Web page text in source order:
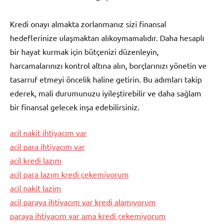
Kredi onayı almakta zorlanmanız sizi finansal
hedeflerinize ulaşmaktan alıkoymamalıdır. Daha hesaplı
bir hayat kurmak için bütçenizi düzenleyin,
harcamalarınızı kontrol altına alın, borçlarınızı yönetin ve
tasarruf etmeyi öncelik haline getirin. Bu adımları takip
ederek, mali durumunuzu iyileştirebilir ve daha sağlam
bir finansal gelecek inşa edebilirsiniz.
acil nakit ihtiyacım var
acil para ihtiyacım var
acil kredi lazım
acil para lazım kredi çekemiyorum
acil nakit lazim
acil paraya ihtiyacım var kredi alamıyorum
paraya ihtiyacım var ama kredi çekemiyorum